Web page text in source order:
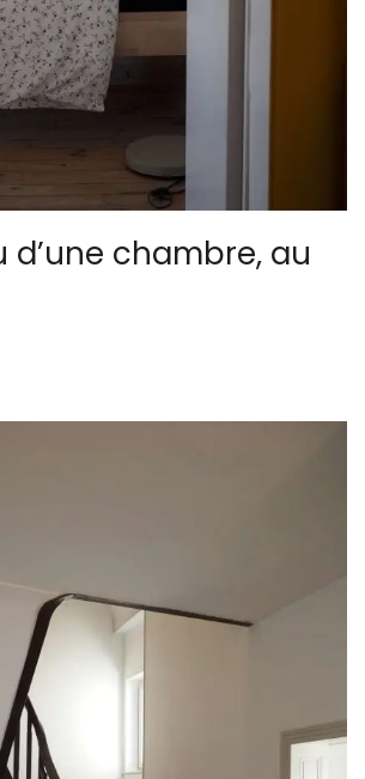
d’une chambre, au